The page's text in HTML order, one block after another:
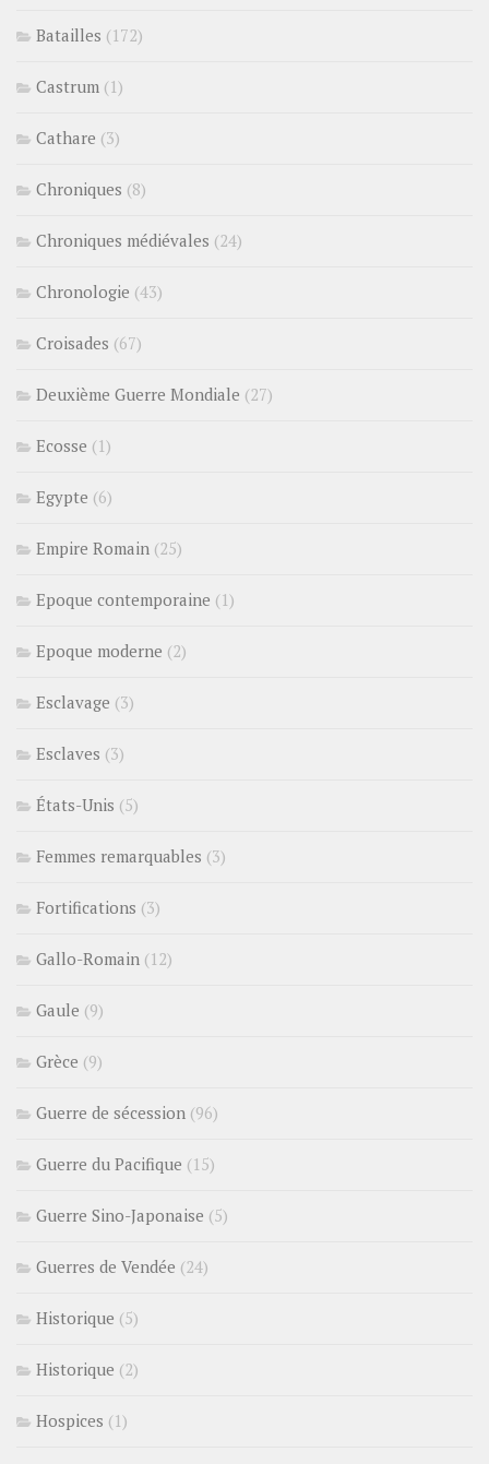
Batailles (172)
Castrum (1)
Cathare (3)
Chroniques (8)
Chroniques médiévales (24)
Chronologie (43)
Croisades (67)
Deuxième Guerre Mondiale (27)
Ecosse (1)
Egypte (6)
Empire Romain (25)
Epoque contemporaine (1)
Epoque moderne (2)
Esclavage (3)
Esclaves (3)
États-Unis (5)
Femmes remarquables (3)
Fortifications (3)
Gallo-Romain (12)
Gaule (9)
Grèce (9)
Guerre de sécession (96)
Guerre du Pacifique (15)
Guerre Sino-Japonaise (5)
Guerres de Vendée (24)
Historique (5)
Historique (2)
Hospices (1)